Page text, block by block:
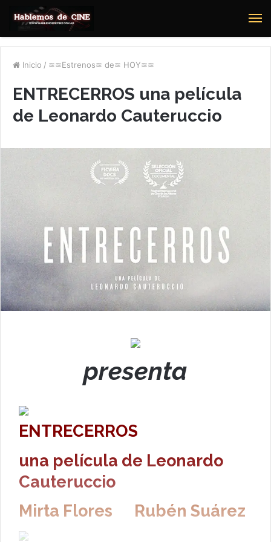
Inicio / ≋≋Estrenos≋ de≋ HOY≋≋
ENTRECERROS una película
de Leonardo Cauteruccio
presenta
ENTRECERROS
una película de Leonardo
Cauteruccio
Mirta Flores Rubén Suárez